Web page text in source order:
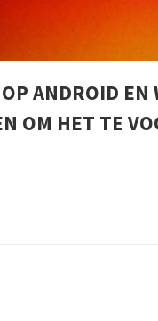
ANDROID EN
OM HET TE